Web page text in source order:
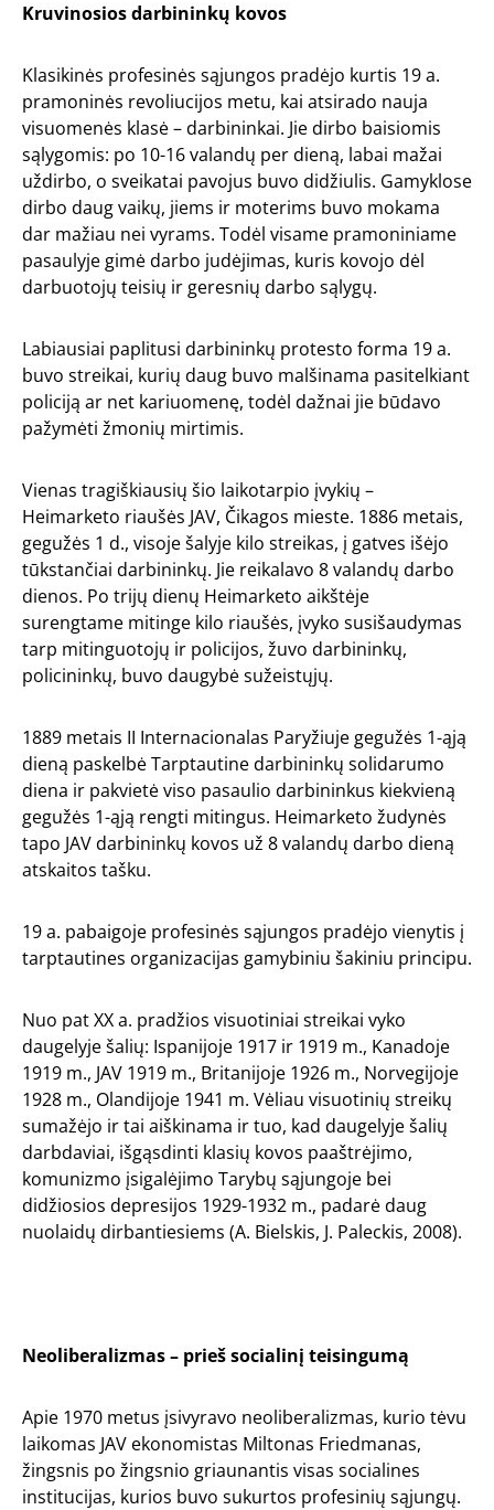
Kruvinosios darbininkų kovos
Klasikinės profesinės sąjungos pradėjo kurtis 19 a.
pramoninės revoliucijos metu, kai atsirado nauja
visuomenės klasė – darbininkai. Jie dirbo baisiomis
sąlygomis: po 10-16 valandų per dieną, labai mažai
uždirbo, o sveikatai pavojus buvo didžiulis. Gamyklose
dirbo daug vaikų, jiems ir moterims buvo mokama
dar mažiau nei vyrams. Todėl visame pramoniniame
pasaulyje gimė darbo judėjimas, kuris kovojo dėl
darbuotojų teisių ir geresnių darbo sąlygų.
Labiausiai paplitusi darbininkų protesto forma 19 a.
buvo streikai, kurių daug buvo malšinama pasitelkiant
policiją ar net kariuomenę, todėl dažnai jie būdavo
pažymėti žmonių mirtimis.
Vienas tragiškiausių šio laikotarpio įvykių –
Heimarketo riaušės JAV, Čikagos mieste. 1886 metais,
gegužės 1 d., visoje šalyje kilo streikas, į gatves išėjo
tūkstančiai darbininkų. Jie reikalavo 8 valandų darbo
dienos. Po trijų dienų Heimarketo aikštėje
surengtame mitinge kilo riaušės, įvyko susišaudymas
tarp mitinguotojų ir policijos, žuvo darbininkų,
policininkų, buvo daugybė sužeistųjų.
1889 metais II Internacionalas Paryžiuje gegužės 1-ąją
dieną paskelbė Tarptautine darbininkų solidarumo
diena ir pakvietė viso pasaulio darbininkus kiekvieną
gegužės 1-ąją rengti mitingus. Heimarketo žudynės
tapo JAV darbininkų kovos už 8 valandų darbo dieną
atskaitos tašku.
19 a. pabaigoje profesinės sąjungos pradėjo vienytis į
tarptautines organizacijas gamybiniu šakiniu principu.
Nuo pat XX a. pradžios visuotiniai streikai vyko
daugelyje šalių: Ispanijoje 1917 ir 1919 m., Kanadoje
1919 m., JAV 1919 m., Britanijoje 1926 m., Norvegijoje
1928 m., Olandijoje 1941 m. Vėliau visuotinių streikų
sumažėjo ir tai aiškinama ir tuo, kad daugelyje šalių
darbdaviai, išgąsdinti klasių kovos paaštrėjimo,
komunizmo įsigalėjimo Tarybų sąjungoje bei
didžiosios depresijos 1929-1932 m., padarė daug
nuolaidų dirbantiesiems (A. Bielskis, J. Paleckis, 2008).
Neoliberalizmas – prieš socialinį teisingumą
Apie 1970 metus įsivyravo neoliberalizmas, kurio tėvu
laikomas JAV ekonomistas Miltonas Friedmanas,
žingsnis po žingsnio griaunantis visas socialines
institucijas, kurios buvo sukurtos profesinių sąjungų.